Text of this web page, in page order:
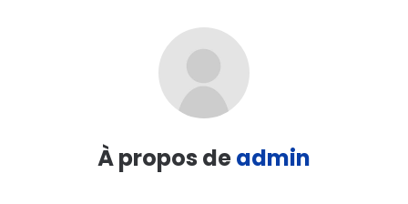
À propos deadmin